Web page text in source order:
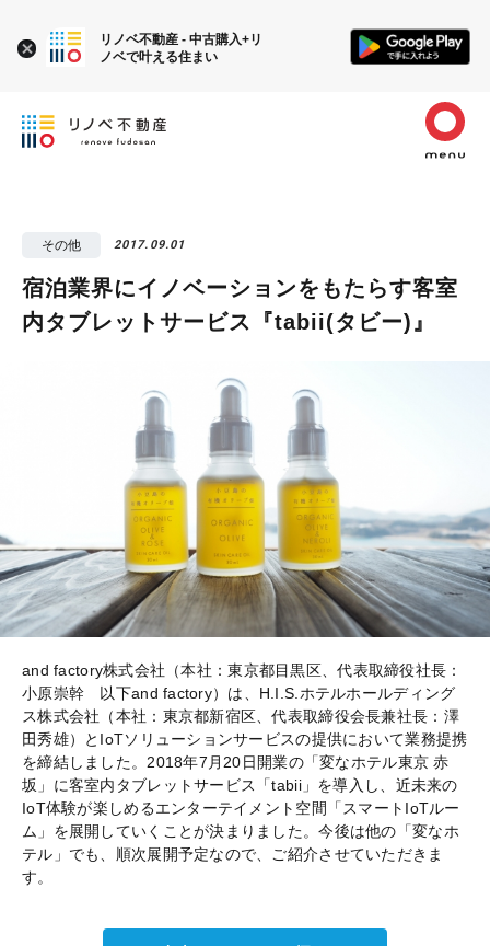
その他 2017.09.01
宿泊業界にイノベーションをもたらす客室
内タブレットサービス『tabii(タビー)』
and factory株式会社（本社：東京都目黒区、代表取締役社長：
小原崇幹 以下and factory）は、H.I.S.ホテルホールディング
ス株式会社（本社：東京都新宿区、代表取締役会長兼社長：澤
田秀雄）とIoTソリューションサービスの提供において業務提携
を締結しました。2018年7月20日開業の「変なホテル東京 赤
坂」に客室内タブレットサービス「tabii」を導入し、近未来の
IoT体験が楽しめるエンターテイメント空間「スマートIoTルー
ム」を展開していくことが決まりました。今後は他の「変なホ
テル」でも、順次展開予定なので、ご紹介させていただきま
す。
リノベ不動産 - 中古購入+リ
ノベで叶える住まい